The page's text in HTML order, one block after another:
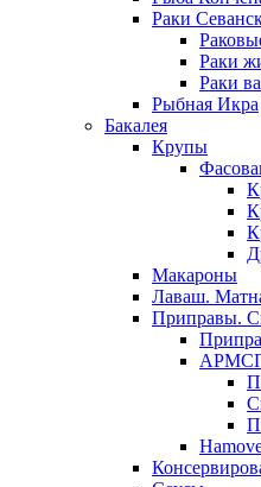
Раки
Раки
Раки
Рыбная Икра
Бакалея
Крупы
Макароны
Лаваш.
Приправы.